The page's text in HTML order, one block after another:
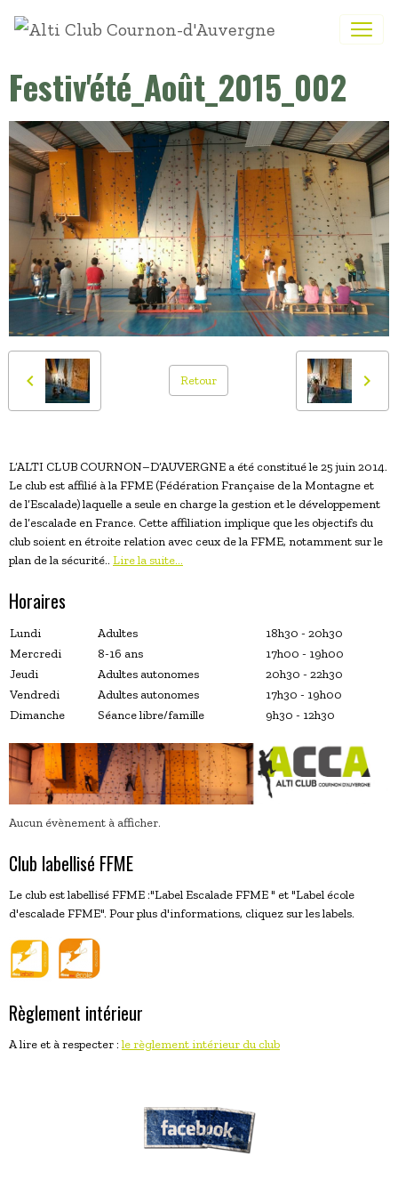
Festiv'été_Août_2015_002
Retour
L’ALTI CLUB COURNON–D’AUVERGNE a été constitué le 25 juin 2014.
Le club est affilié à la FFME (Fédération Française de la Montagne et
de l’Escalade) laquelle a seule en charge la gestion et le développement
de l’escalade en France. Cette affiliation implique que les objectifs du
club soient en étroite relation avec ceux de la FFME, notamment sur le
plan de la sécurité.. Lire la suite...
Horaires
Lundi Adultes
18h30 - 20h30
Mercredi
8-16 ans
17h00 - 19h00
Jeudi
Adultes autonomes
20h30 - 22h30
Vendredi
Adultes autonomes
17h30 - 19h00
Dimanche
Séance libre/famille 9h30 - 12h30
Aucun évènement à afficher.
Club labellisé FFME
Le club est labellisé FFME :"Label Escalade FFME " et "Label école
d'escalade FFME". Pour plus d'informations, cliquez sur les labels.
Règlement intérieur
A lire et à respecter :le règlement intérieur du club